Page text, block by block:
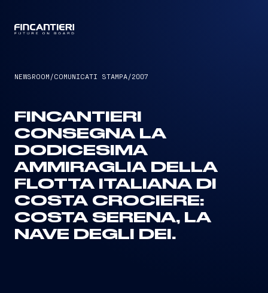
NEWSROOM /COMUNICATI STAMPA/2007
FINCANTIERI
CONSEGNA LA
DODICESIMA
AMMIRAGLIA DELLA
FLOTTA ITALIANA DI
COSTA CROCIERE:
COSTA SERENA, LA
NAVE DEGLI DEI.